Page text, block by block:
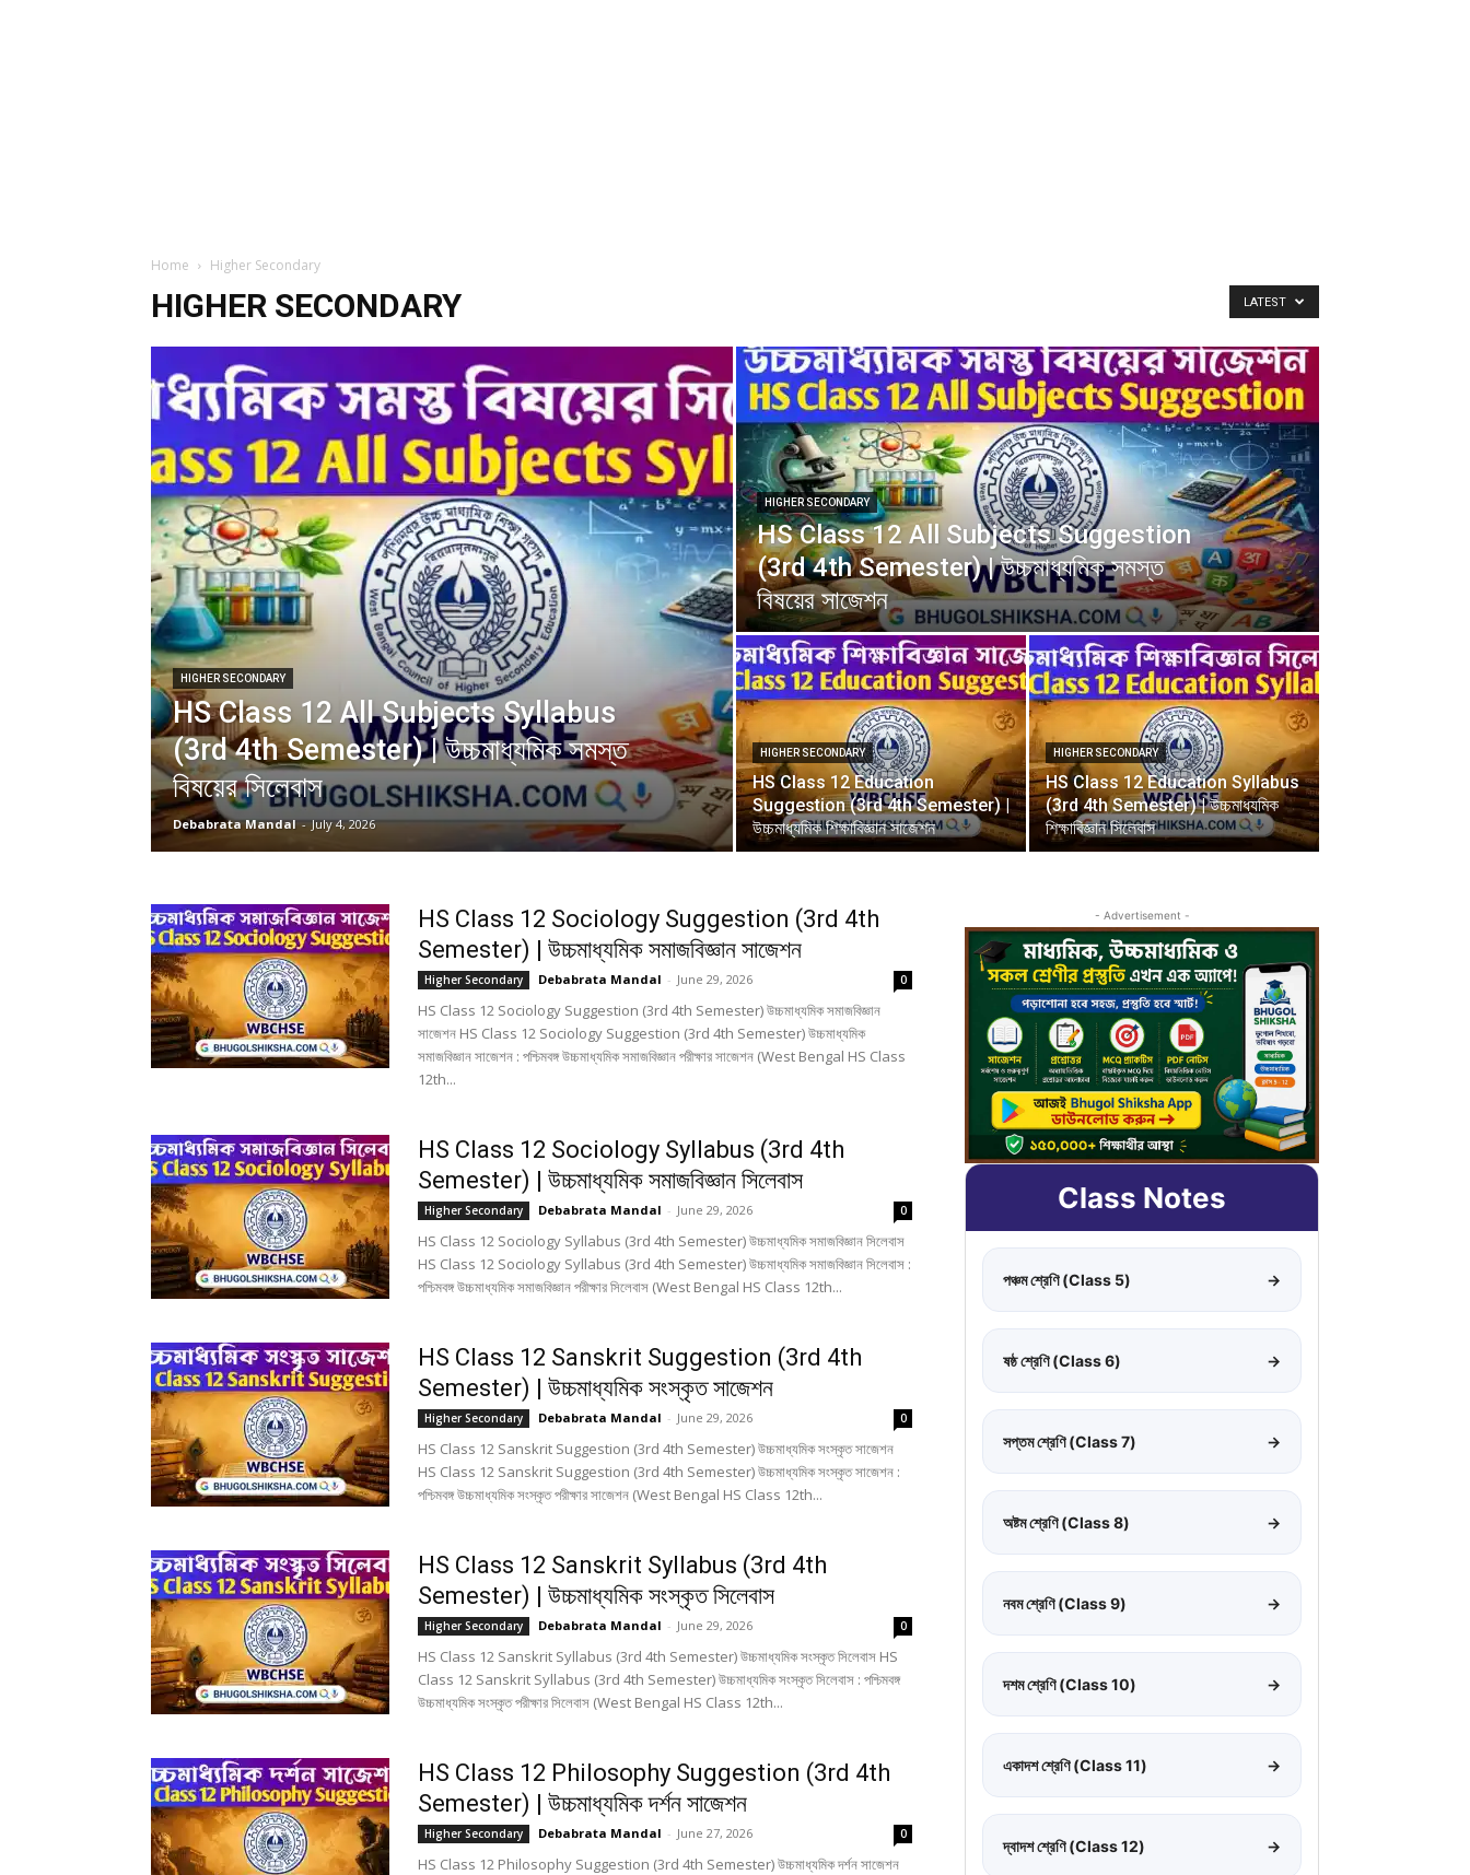
Home Higher Secondary
HIGHER SECONDARY LATEST
HIGHER SECONDARY
HS Class 12 All Subjects Syllabus
(3rd 4th Semester) | উচ্চমাধ্যমিক সমস্ত
বিষয়ের সিলেবাস
Debabrata Mandal - July 4, 2026
HIGHER SECONDARY
HS Class 12 All Subjects Suggestion
(3rd 4th Semester) | উচ্চমাধ্যমিক সমস্ত
বিষয়ের সাজেশন
HIGHER SECONDARY
HS Class 12 Education
Suggestion (3rd 4th Semester) |
উচ্চমাধ্যমিক শিক্ষাবিজ্ঞান সাজেশন
HIGHER SECONDARY
HS Class 12 Education Syllabus
(3rd 4th Semester) | উচ্চমাধ্যমিক
শিক্ষাবিজ্ঞান সিলেবাস
HS Class 12 Sociology Suggestion (3rd 4th
Semester) | উচ্চমাধ্যমিক সমাজবিজ্ঞান সাজেশন
Higher Secondary Debabrata Mandal - June 29, 2026 0
HS Class 12 Sociology Suggestion (3rd 4th Semester) উচ্চমাধ্যমিক সমাজবিজ্ঞান
সাজেশন HS Class 12 Sociology Suggestion (3rd 4th Semester) উচ্চমাধ্যমিক
সমাজবিজ্ঞান সাজেশন : পশ্চিমবঙ্গ উচ্চমাধ্যমিক সমাজবিজ্ঞান পরীক্ষার সাজেশন (West Bengal HS Class
12th...
HS Class 12 Sociology Syllabus (3rd 4th
Semester) | উচ্চমাধ্যমিক সমাজবিজ্ঞান সিলেবাস
Higher Secondary Debabrata Mandal - June 29, 2026 0
HS Class 12 Sociology Syllabus (3rd 4th Semester) উচ্চমাধ্যমিক সমাজবিজ্ঞান সিলেবাস
HS Class 12 Sociology Syllabus (3rd 4th Semester) উচ্চমাধ্যমিক সমাজবিজ্ঞান সিলেবাস :
পশ্চিমবঙ্গ উচ্চমাধ্যমিক সমাজবিজ্ঞান পরীক্ষার সিলেবাস (West Bengal HS Class 12th...
HS Class 12 Sanskrit Suggestion (3rd 4th
Semester) | উচ্চমাধ্যমিক সংস্কৃত সাজেশন
Higher Secondary Debabrata Mandal - June 29, 2026 0
HS Class 12 Sanskrit Suggestion (3rd 4th Semester) উচ্চমাধ্যমিক সংস্কৃত সাজেশন
HS Class 12 Sanskrit Suggestion (3rd 4th Semester) উচ্চমাধ্যমিক সংস্কৃত সাজেশন :
পশ্চিমবঙ্গ উচ্চমাধ্যমিক সংস্কৃত পরীক্ষার সাজেশন (West Bengal HS Class 12th...
HS Class 12 Sanskrit Syllabus (3rd 4th
Semester) | উচ্চমাধ্যমিক সংস্কৃত সিলেবাস
Higher Secondary Debabrata Mandal - June 29, 2026 0
HS Class 12 Sanskrit Syllabus (3rd 4th Semester) উচ্চমাধ্যমিক সংস্কৃত সিলেবাস HS
Class 12 Sanskrit Syllabus (3rd 4th Semester) উচ্চমাধ্যমিক সংস্কৃত সিলেবাস : পশ্চিমবঙ্গ
উচ্চমাধ্যমিক সংস্কৃত পরীক্ষার সিলেবাস (West Bengal HS Class 12th...
HS Class 12 Philosophy Suggestion (3rd 4th
Semester) | উচ্চমাধ্যমিক দর্শন সাজেশন
Higher Secondary Debabrata Mandal - June 27, 2026 0
HS Class 12 Philosophy Suggestion (3rd 4th Semester) উচ্চমাধ্যমিক দর্শন সাজেশন
- Advertisement -
Class Notes
পঞ্চম শ্রেণি (Class 5) →
ষষ্ঠ শ্রেণি (Class 6) →
সপ্তম শ্রেণি (Class 7) →
অষ্টম শ্রেণি (Class 8) →
নবম শ্রেণি (Class 9) →
দশম শ্রেণি (Class 10) →
একাদশ শ্রেণি (Class 11) →
দ্বাদশ শ্রেণি (Class 12) →